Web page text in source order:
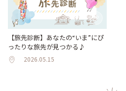
【旅先診断】あなたの“いま”にぴ
ったりな旅先が見つかる♪
2026.05.15